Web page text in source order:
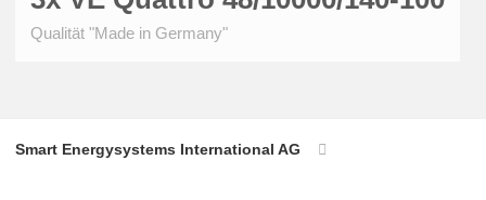
Qualität "Made in Germany"
Smart Energysystems International AG